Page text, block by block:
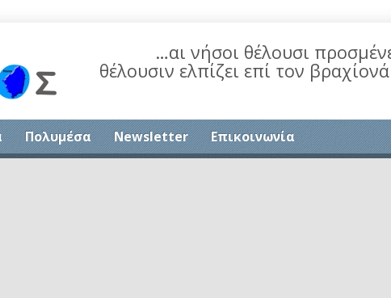
…αι νήσοι θέλουσι
θέλουσιν ελπίζει επί τον
Πολυμέσα Newsletter Επικοινωνία